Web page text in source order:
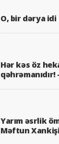
O, bir dərya idi
Hər kəs öz
Yarım əsrlik
Məftun